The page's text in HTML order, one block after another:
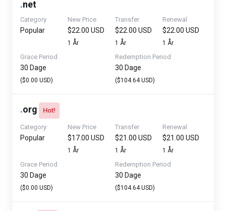
.net
Category
Popular
New Price
$22.00 USD
1 År
Transfer
$22.00 USD
1 År
Renewal
$22.00 USD
1 År
Grace Period
30 Dage
($0.00 USD)
Redemption Period
30 Dage
($104.64 USD)
.org Hot!
Category
Popular
New Price
$17.00 USD
1 År
Transfer
$21.00 USD
1 År
Renewal
$21.00 USD
1 År
Grace Period
30 Dage
($0.00 USD)
Redemption Period
30 Dage
($104.64 USD)